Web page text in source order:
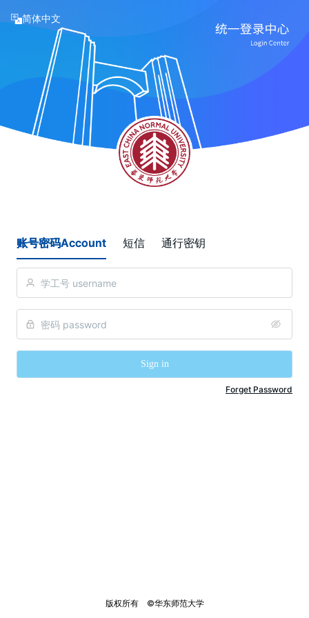
简体中文
账号密码Account 短信 通行密钥
Sign in
Forget Password
版权所有    ©华东师范大学